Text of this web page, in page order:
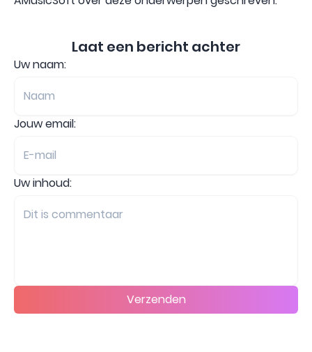
Laat een bericht achter
Uw naam:
Jouw email:
Uw inhoud:
Verzenden